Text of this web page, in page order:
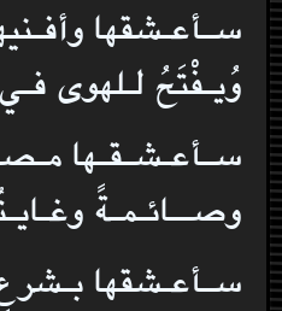
سـأعـشقها
وُيـفْتَحُ لـلهوى
سـأعـشـقـها
وصــائـمـةً
سـأعـشقها بـشرعِ